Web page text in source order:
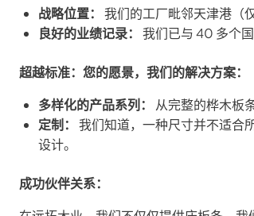
战略位置：
我们的工厂毗邻天津港（
良好的业绩记录：
我们已与 40 多个
超越标准：您的愿景，我们的解决方案：
多样化的产品系列：
从完整的桦木板
定制：
我们知道，一种尺寸并不适合
设计。
成功伙伴关系：